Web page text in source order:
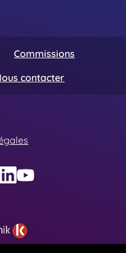
Commissions
contacter